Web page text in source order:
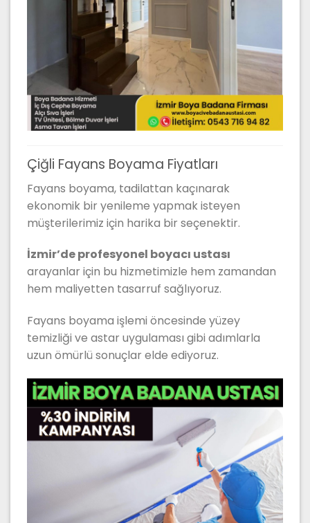
Çiğli Fayans Boyama Fiyatları
Fayans boyama, tadilattan kaçınarak
ekonomik bir yenileme yapmak isteyen
müşterilerimiz için harika bir seçenektir.
İzmir’de profesyonel boyacı ustası
arayanlar için bu hizmetimizle hem zamandan
hem maliyetten tasarruf sağlıyoruz.
Fayans boyama işlemi öncesinde yüzey
temizliği ve astar uygulaması gibi adımlarla
uzun ömürlü sonuçlar elde ediyoruz.